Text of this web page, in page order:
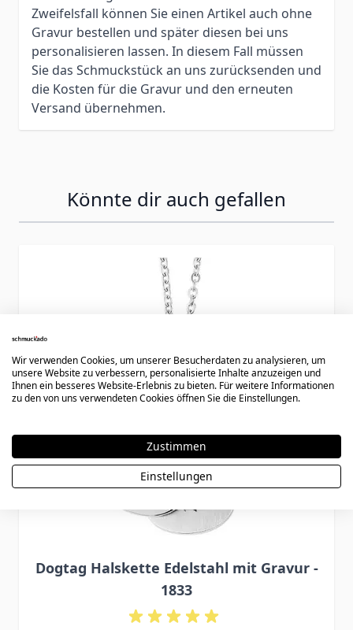
Zweifelsfall können Sie einen Artikel auch ohne
Gravur bestellen und später diesen bei uns
personalisieren lassen. In diesem Fall müssen
Sie das Schmuckstück an uns zurücksenden und
die Kosten für die Gravur und den erneuten
Versand übernehmen.
Könnte dir auch gefallen
Dogtag Halskette Edelstahl mit Gravur -
1833
Wir verwenden Cookies, um unserer Besucherdaten zu analysieren, um
unsere Website zu verbessern, personalisierte Inhalte anzuzeigen und
Ihnen ein besseres Website-Erlebnis zu bieten. Für weitere Informationen
zu den von uns verwendeten Cookies öffnen Sie die Einstellungen.
Zustimmen
Einstellungen